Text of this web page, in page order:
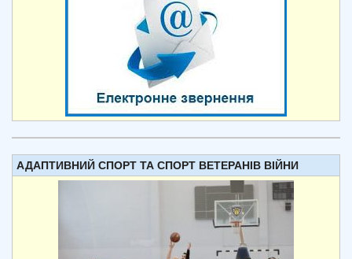
АДАПТИВНИЙ СПОРТ ТА СПОРТ ВЕТЕРАНІВ ВІЙНИ